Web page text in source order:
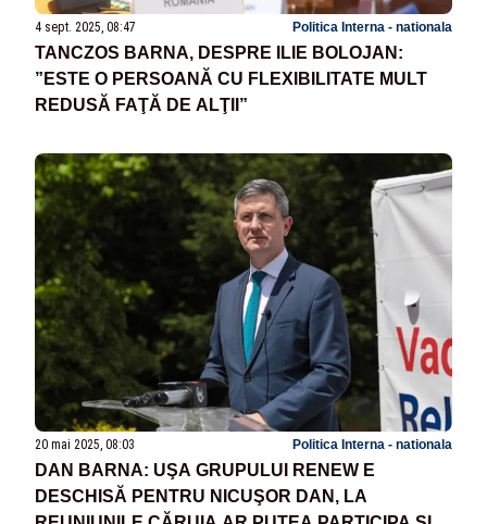
4 sept. 2025, 08:47 Politica Interna - nationala
TANCZOS BARNA, DESPRE ILIE BOLOJAN:
”ESTE O PERSOANĂ CU FLEXIBILITATE MULT
REDUSĂ FAŢĂ DE ALŢII”
20 mai 2025, 08:03 Politica Interna - nationala
DAN BARNA: UŞA GRUPULUI RENEW E
DESCHISĂ PENTRU NICUŞOR DAN, LA